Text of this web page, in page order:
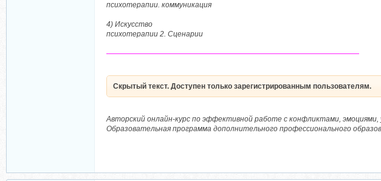
психотерапии. коммуникация
4) Искусство
психотерапии 2. Сценарии
――――――――――――――――――――――――――――――――
Скрытый текст. Доступен только зарегистрированным пользователям.
Авторский онлайн-курс по эффективной работе с конфликтами,
Образовательная программа дополнительного профессионального